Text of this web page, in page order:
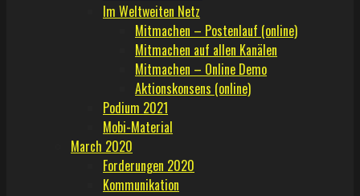
Im Weltweiten Netz
Mitmachen – Postenlauf (online)
Mitmachen auf allen Kanälen
Mitmachen – Online Demo
Aktionskonsens (online)
Podium 2021
Mobi-Material
March 2020
Forderungen 2020
Kommunikation